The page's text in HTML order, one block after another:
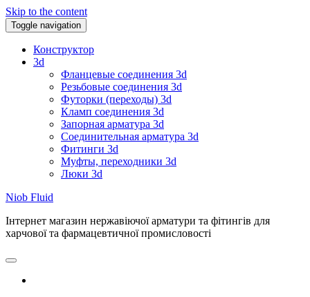
Skip to the content
Toggle navigation
Конструктор
3d
Фланцевые соединения 3d
Резьбовые соединения 3d
Футорки (переходы) 3d
Кламп соединения 3d
Запорная арматура 3d
Соединительная арматура 3d
Фитинги 3d
Муфты, переходники 3d
Люки 3d
Niob Fluid
Інтернет магазин нержавіючої арматури та фітингів для
харчової та фармацевтичної промисловості